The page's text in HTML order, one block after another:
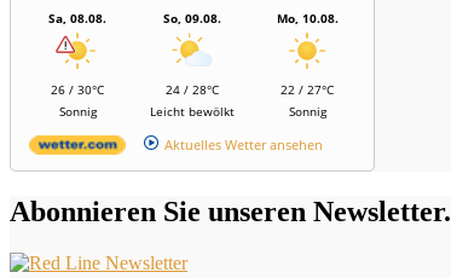
Sa, 08.08.
26 / 30°C
Sonnig
So, 09.08.
24 / 28°C
Leicht bewölkt
Mo, 10.08.
22 / 27°C
Sonnig
Aktuelles Wetter ansehen
Abonnieren Sie unseren Newsletter.